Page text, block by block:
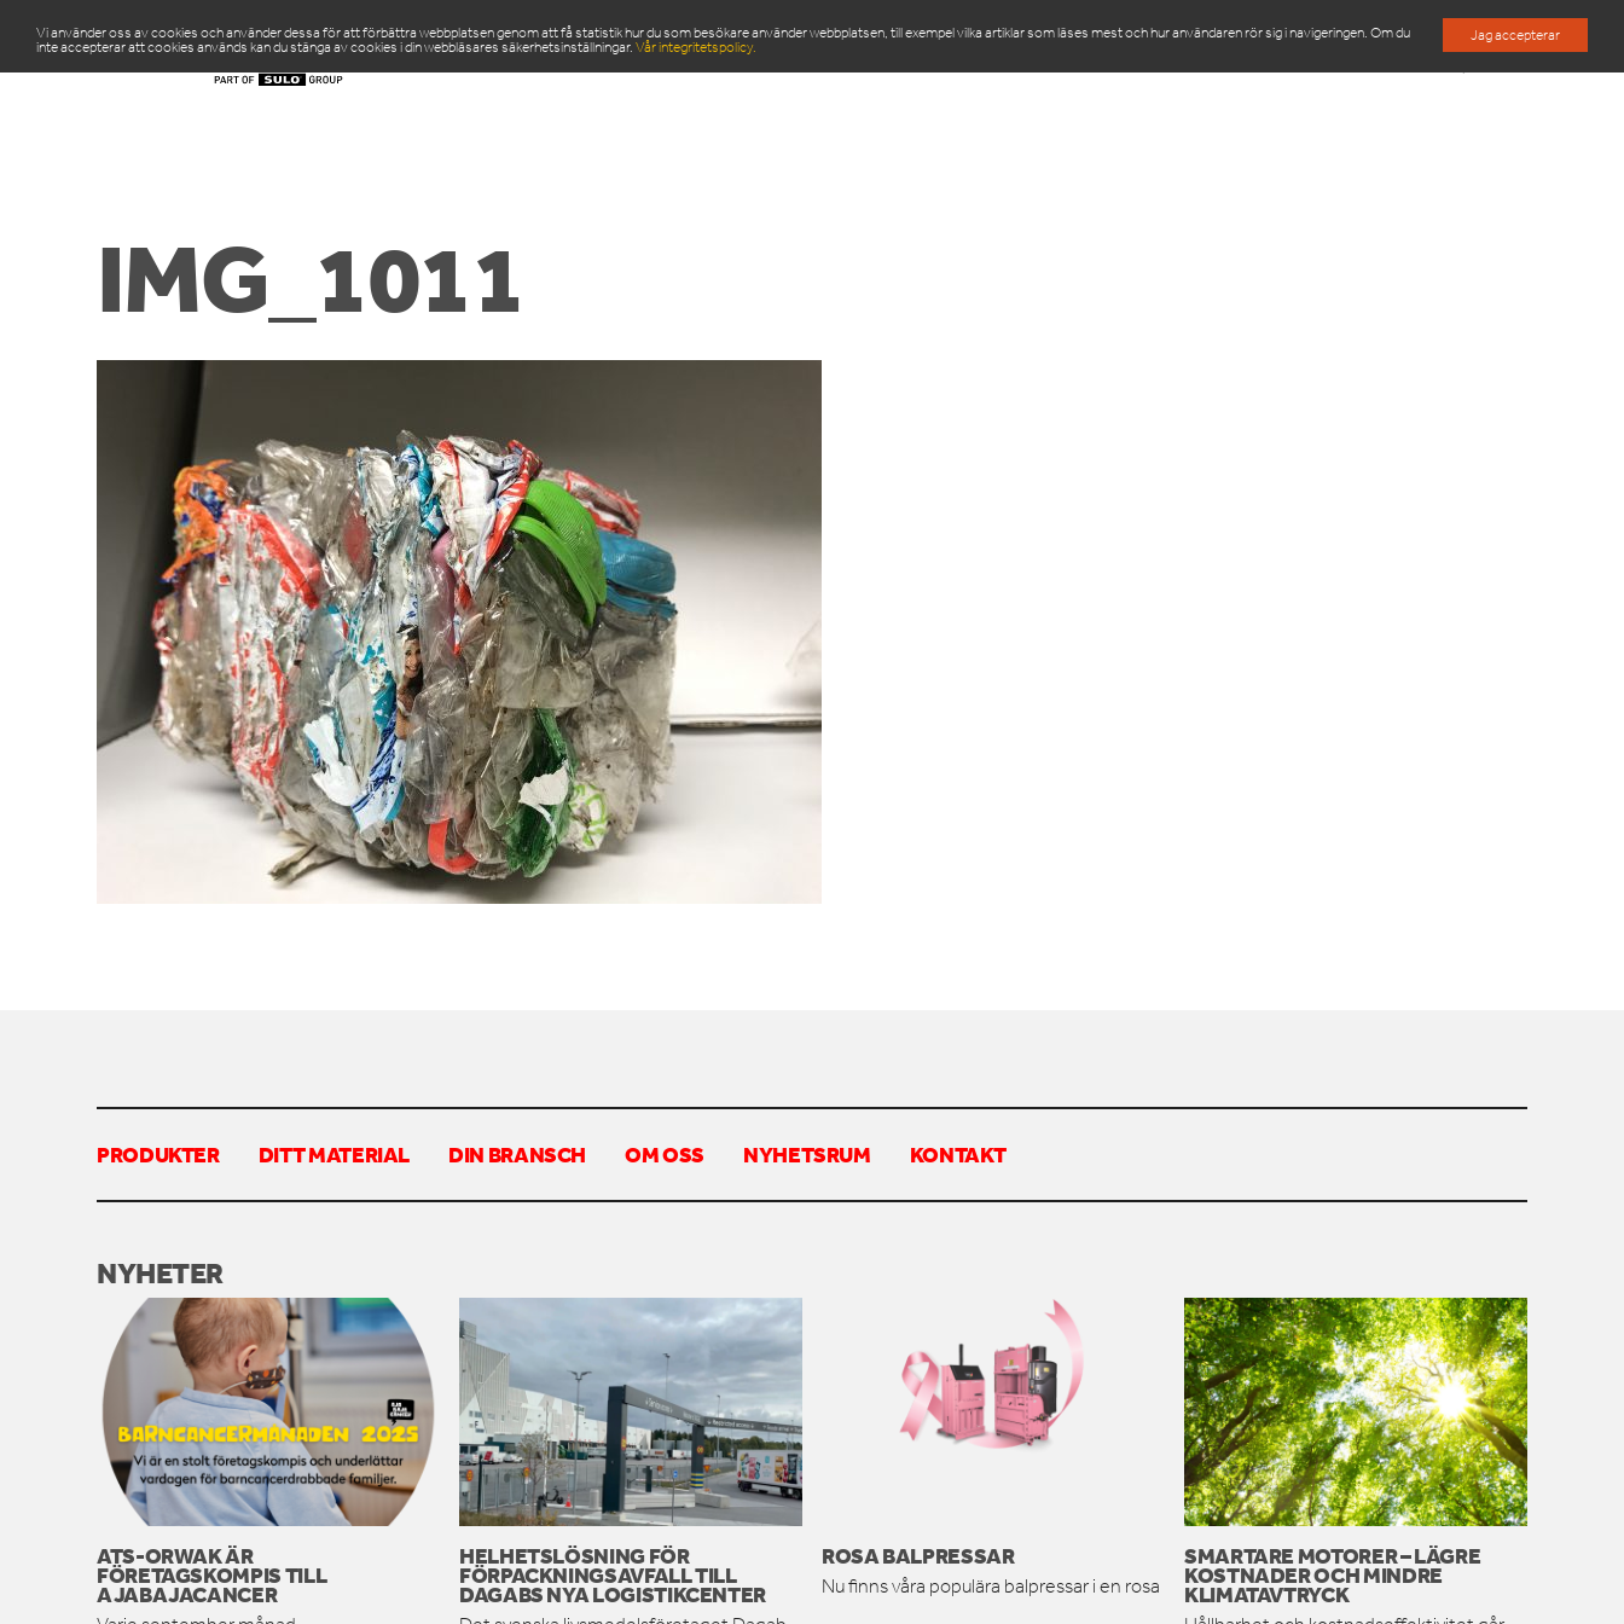
Jag accepterar
Vi använder oss av cookies och använder dessa för att förbättra webbplatsen genom att få statistik hur du som besökare använder webbplatsen, till exempel vilka artiklar som läses mest och hur användaren rör sig i navigeringen. Om du
inte accepterar att cookies används kan du stänga av cookies i din webbläsares säkerhetsinställningar.Vår integritetspolicy.
PRODUKTER SERVICE & RESERVDELAR
IMG_1011
PRODUKTER DITT MATERIAL DIN BRANSCH OM OSS NYHETSRUM KONTAKT
NYHETER
ATS-ORWAK ÄR
FÖRETAGSKOMPIS TILL
AJABAJACANCER
HELHETSLÖSNING FÖR
FÖRPACKNINGSAVFALL TILL
DAGABS NYA LOGISTIKCENTER
ROSA BALPRESSAR
Nu finns våra populära balpressar i en rosa
SMARTARE MOTORER – LÄGRE
KOSTNADER OCH MINDRE
KLIMATAVTRYCK